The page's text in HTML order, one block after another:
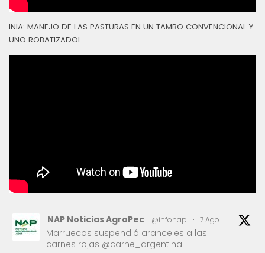
INIA: MANEJO DE LAS PASTURAS EN UN TAMBO CONVENCIONAL Y
UNO ROBATIZADOL
NAP Noticias AgroPec @infonap · 7 Ago
Marruecos suspendió aranceles a las
carnes rojas @carne_argentina